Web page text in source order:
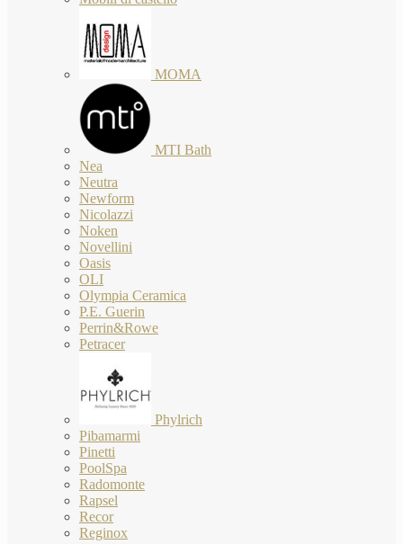
MOMA
MTI Bath
Nea
Neutra
Newform
Nicolazzi
Noken
Novellini
Oasis
OLI
Olympia Ceramica
P.E. Guerin
Perrin&Rowe
Petracer
Phylrich
Pibamarmi
Pinetti
PoolSpa
Radomonte
Rapsel
Recor
Reginox